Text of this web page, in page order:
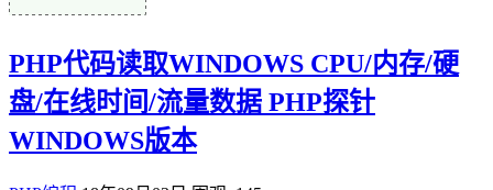
PHP代码读取WINDOWS CPU/内存/硬
盘/在线时间/流量数据 PHP探针
WINDOWS版本